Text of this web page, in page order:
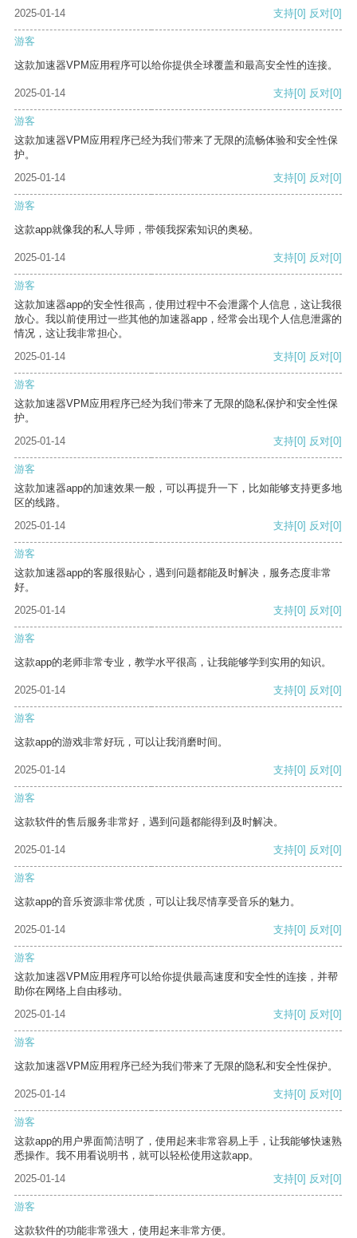
2025-01-14 支持[0] 反对[0]
游客
这款加速器VPM应用程序可以给你提供全球覆盖和最高安全性的连接。
2025-01-14 支持[0] 反对[0]
游客
这款加速器VPM应用程序已经为我们带来了无限的流畅体验和安全性保
护。
2025-01-14
支持[0] 反对[0]
游客
这款app就像我的私人导师，带领我探索知识的奥秘。
2025-01-14 支持[0] 反对[0]
游客
这款加速器app的安全性很高，使用过程中不会泄露个人信息，这让我很
放心。我以前使用过一些其他的加速器app，经常会出现个人信息泄露的
情况，这让我非常担心。
2025-01-14
支持[0] 反对[0]
游客
这款加速器VPM应用程序已经为我们带来了无限的隐私保护和安全性保
护。
2025-01-14
支持[0] 反对[0]
游客
这款加速器app的加速效果一般，可以再提升一下，比如能够支持更多地
区的线路。
2025-01-14
支持[0] 反对[0]
游客
这款加速器app的客服很贴心，遇到问题都能及时解决，服务态度非常
好。
2025-01-14
支持[0] 反对[0]
游客
这款app的老师非常专业，教学水平很高，让我能够学到实用的知识。
2025-01-14 支持[0] 反对[0]
游客
这款app的游戏非常好玩，可以让我消磨时间。
2025-01-14 支持[0] 反对[0]
游客
这款软件的售后服务非常好，遇到问题都能得到及时解决。
2025-01-14 支持[0] 反对[0]
游客
这款app的音乐资源非常优质，可以让我尽情享受音乐的魅力。
2025-01-14 支持[0] 反对[0]
游客
这款加速器VPM应用程序可以给你提供最高速度和安全性的连接，并帮
助你在网络上自由移动。
2025-01-14
支持[0] 反对[0]
游客
这款加速器VPM应用程序已经为我们带来了无限的隐私和安全性保护。
2025-01-14 支持[0] 反对[0]
游客
这款app的用户界面简洁明了，使用起来非常容易上手，让我能够快速熟
悉操作。我不用看说明书，就可以轻松使用这款app。
2025-01-14
支持[0] 反对[0]
游客
这款软件的功能非常强大，使用起来非常方便。